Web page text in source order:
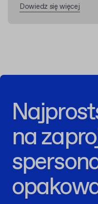
Dowiedz się więcej
na